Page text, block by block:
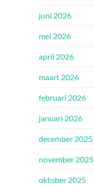
juni 2026
mei 2026
april 2026
maart 2026
februari 2026
januari 2026
december 2025
november 2025
oktober 2025